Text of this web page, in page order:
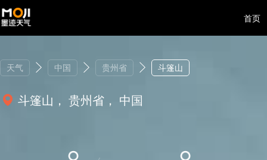
首页
天气 中国 贵州省 斗篷山
斗篷山， 贵州省， 中国